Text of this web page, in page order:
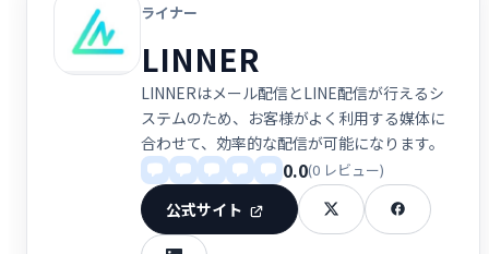
ライナー
LINNER
LINNERはメール配信とLINE配信が行えるシ
ステムのため、お客様がよく利用する媒体に
合わせて、効率的な配信が可能になります。
0.0(0 レビュー)
公式サイト